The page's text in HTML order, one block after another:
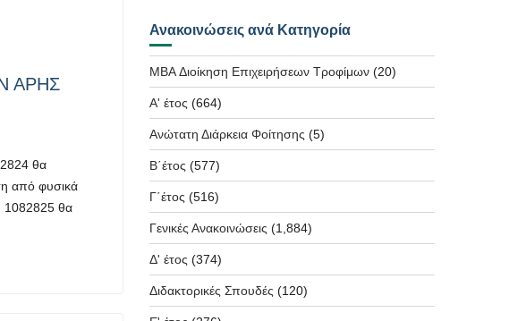
ΑΡΗΣ
θα
από φυσικά
1082825 θα
Ανακοινώσεις ανά Κατηγορία
MBA Διοίκηση Επιχειρήσεων Τροφίμων(20)
Α' έτος (664)
Ανώτατη Διάρκεια Φοίτησης (5)
Β΄έτος (577)
Γ΄έτος (516)
Γενικές Ανακοινώσεις (1,884)
Δ' έτος (374)
Διδακτορικές Σπουδές (120)